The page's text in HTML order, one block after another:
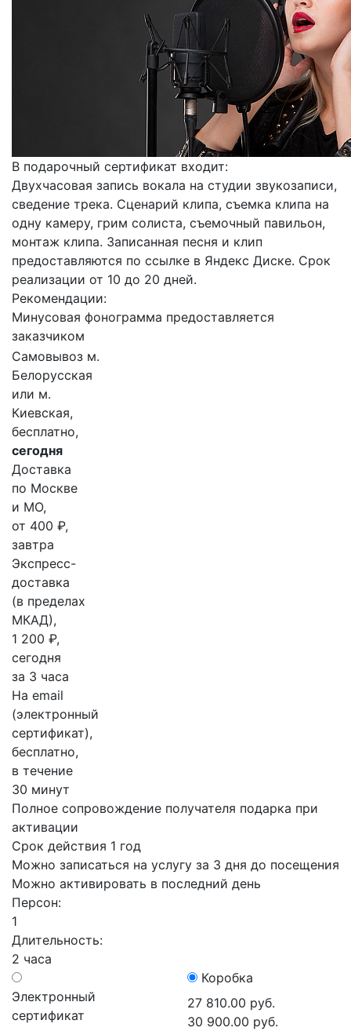
В подарочный сертификат входит:
Двухчасовая запись вокала на студии звукозаписи,
сведение трека. Сценарий клипа, съемка клипа на
одну камеру, грим солиста, съемочный павильон,
монтаж клипа. Записанная песня и клип
предоставляются по ссылке в Яндекс Диске. Срок
реализации от 10 до 20 дней.
Рекомендации:
Минусовая фонограмма предоставляется
заказчиком
Самовывоз м.
Белорусская
или м.
Киевская,
бесплатно,
сегодня
Доставка
по Москве
и МО,
от 400 ₽,
завтра
Экспресс-
доставка
(в пределах
МКАД),
1 200 ₽,
сегодня
за 3 часа
На email
(электронный
сертификат),
бесплатно,
в течение
30 минут
Полное сопровождение получателя подарка при
активации
Срок действия 1 год
Можно записаться на услугу за 3 дня до посещения
Можно активировать в последний день
Персон:
1
Длительность:
2 часа
Электронный
сертификат
Коробка
27 810.00 руб.
30 900.00 руб.